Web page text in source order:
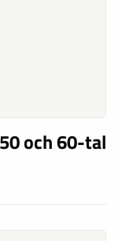
och 60-tal